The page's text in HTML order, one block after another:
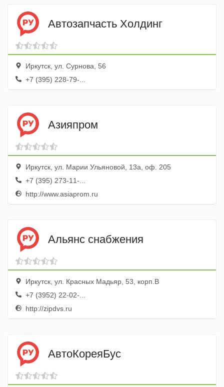
Автозапчасть Холдинг
Иркутск, ул. Сурнова, 56
+7 (395) 228-79-...
Азияпром
Иркутск, ул. Марии Ульяновой, 13а, оф. 205
+7 (395) 273-11-...
http://www.asiaprom.ru
Альянс снабжения
Иркутск, ул. Красных Мадьяр, 53, корп.В
+7 (3952) 22-02-...
http://zipdvs.ru
АвтоКореяБус